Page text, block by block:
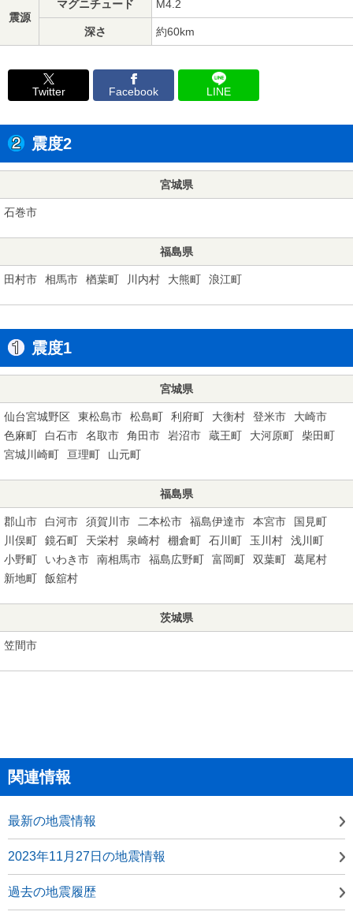
震源
マグニチュード M4.2
深さ 約60km
Twitter Facebook LINE
震度2
宮城県
石巻市
福島県
田村市 相馬市 楢葉町 川内村 大熊町 浪江町
震度1
宮城県
仙台宮城野区 東松島市 松島町 利府町 大衡村 登米市
大崎市
色麻町
白石市 名取市 角田市 岩沼市 蔵王町 大河原町
柴田町
宮城川崎町
亘理町 山元町
福島県
郡山市 白河市 須賀川市 二本松市 福島伊達市 本宮市
国見町
川俣町
鏡石町 天栄村 泉崎村 棚倉町 石川町 玉川村
浅川町
小野町
いわき市 南相馬市 福島広野町 富岡町 双葉町
葛尾村
新地町
飯舘村
茨城県
笠間市
関連情報
最新の地震情報
2023年11月27日の地震情報
過去の地震履歴